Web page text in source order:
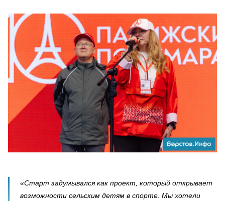
«Старт задумывался как проект, который открывает
возможности сельским детям в спорте. Мы хотели